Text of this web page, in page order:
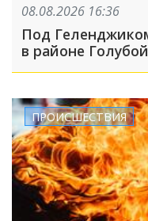
08.08.2026 16:36
Под
в районе
ПРОИСШЕСТВИЯ